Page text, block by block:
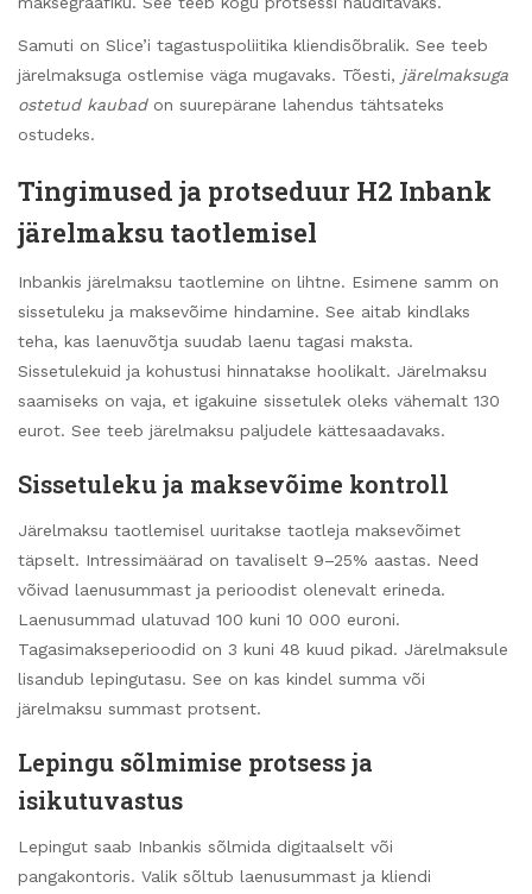
Samuti on Slice’i tagastuspoliitika kliendisõbralik. See teeb
järelmaksuga ostlemise väga mugavaks. Tõesti, järelmaksuga
ostetud kaubadon suurepärane lahendus tähtsateks
ostudeks.
Tingimused ja protseduur H2 Inbank
järelmaksu taotlemisel
Inbankis järelmaksu taotlemine on lihtne. Esimene samm on
sissetuleku ja maksevõime hindamine. See aitab kindlaks
teha, kas laenuvõtja suudab laenu tagasi maksta.
Sissetulekuid ja kohustusi hinnatakse hoolikalt. Järelmaksu
saamiseks on vaja, et igakuine sissetulek oleks vähemalt 130
eurot. See teeb järelmaksu paljudele kättesaadavaks.
Sissetuleku ja maksevõime kontroll
Järelmaksu taotlemisel uuritakse taotleja maksevõimet
täpselt. Intressimäärad on tavaliselt 9–25% aastas. Need
võivad laenusummast ja perioodist olenevalt erineda.
Laenusummad ulatuvad 100 kuni 10 000 euroni.
Tagasimakseperioodid on 3 kuni 48 kuud pikad. Järelmaksule
lisandub lepingutasu. See on kas kindel summa või
järelmaksu summast protsent.
Lepingu sõlmimise protsess ja
isikutuvastus
Lepingut saab Inbankis sõlmida digitaalselt või
pangakontoris. Valik sõltub laenusummast ja kliendi